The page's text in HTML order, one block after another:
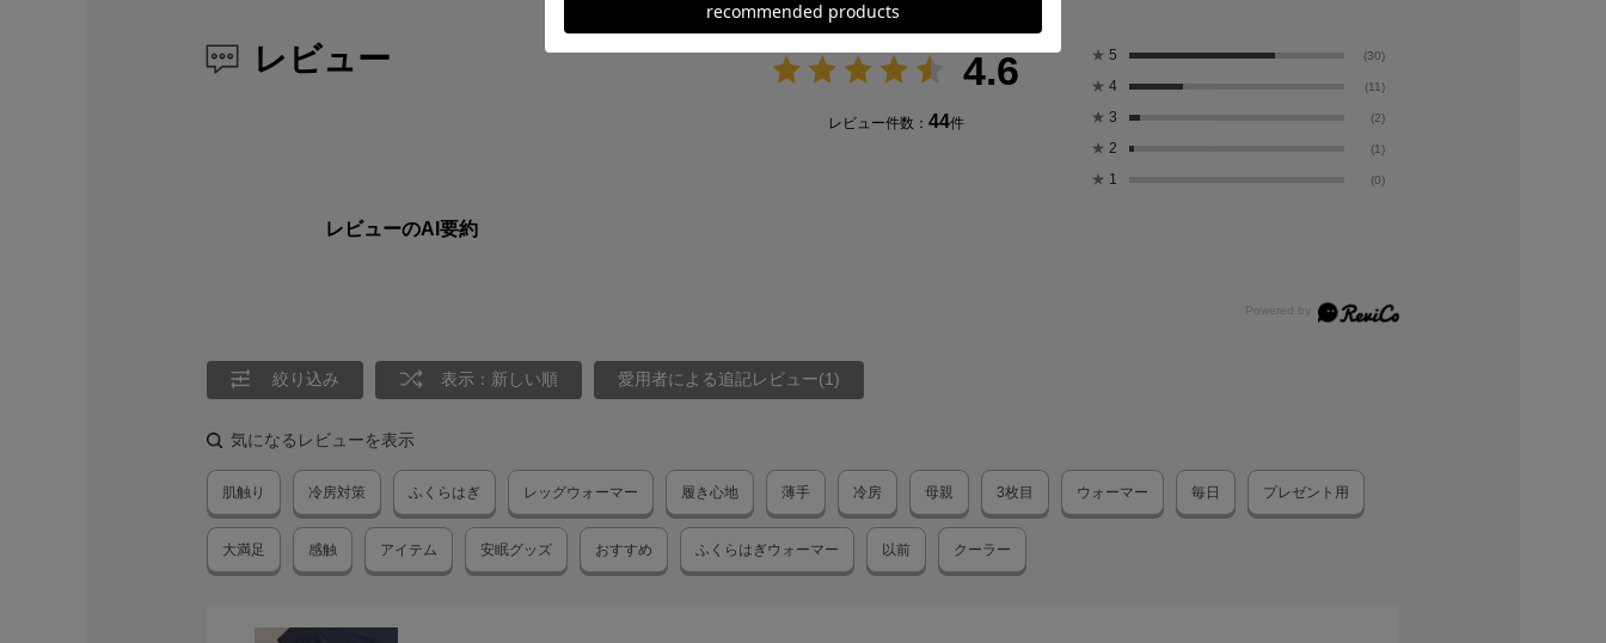
レビュー 4.6
レビュー件数： 44件
★ 5 (30)
★ 4 (11)
★ 3 (2)
★ 2 (1)
★ 1 (0)
レビューのAI要約
絞り込み 表示：新しい順 愛用者による追記レビュー(1)
気になるレビューを表示
肌触り 冷房対策 ふくらはぎ レッグウォーマー 履き心地 薄手 冷房 母親 3枚目 ウォーマー 毎日 プレゼント用
大満足 感触 アイテム 安眠グッズ おすすめ ふくらはぎウォーマー 以前 クーラー